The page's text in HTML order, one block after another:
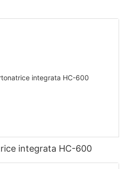
integrata HC-600